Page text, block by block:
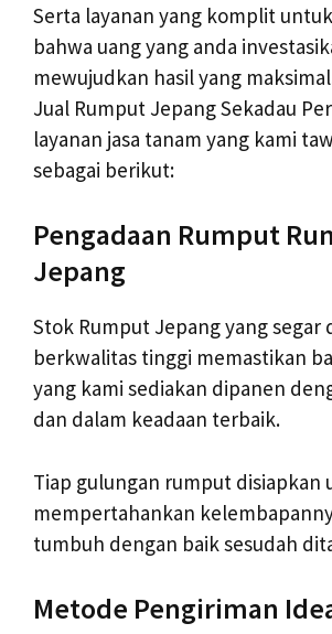
Serta layanan yang komplit
bahwa uang yang anda
mewujudkan hasil yang
Jual Rumput Jepang Sekadau
layanan jasa tanam yang kami
sebagai berikut:
Pengadaan Rumput
Jepang
Stok Rumput Jepang yang segar
berkwalitas tinggi memastikan
yang kami sediakan dipanen
dan dalam keadaan terbaik.
Tiap gulungan rumput disiapkan
mempertahankan
tumbuh dengan baik sesudah
Metode Pengiriman